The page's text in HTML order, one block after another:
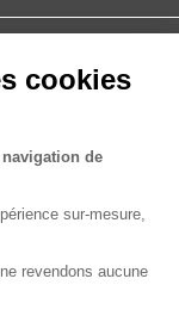
- 85036 LA ROCHE-